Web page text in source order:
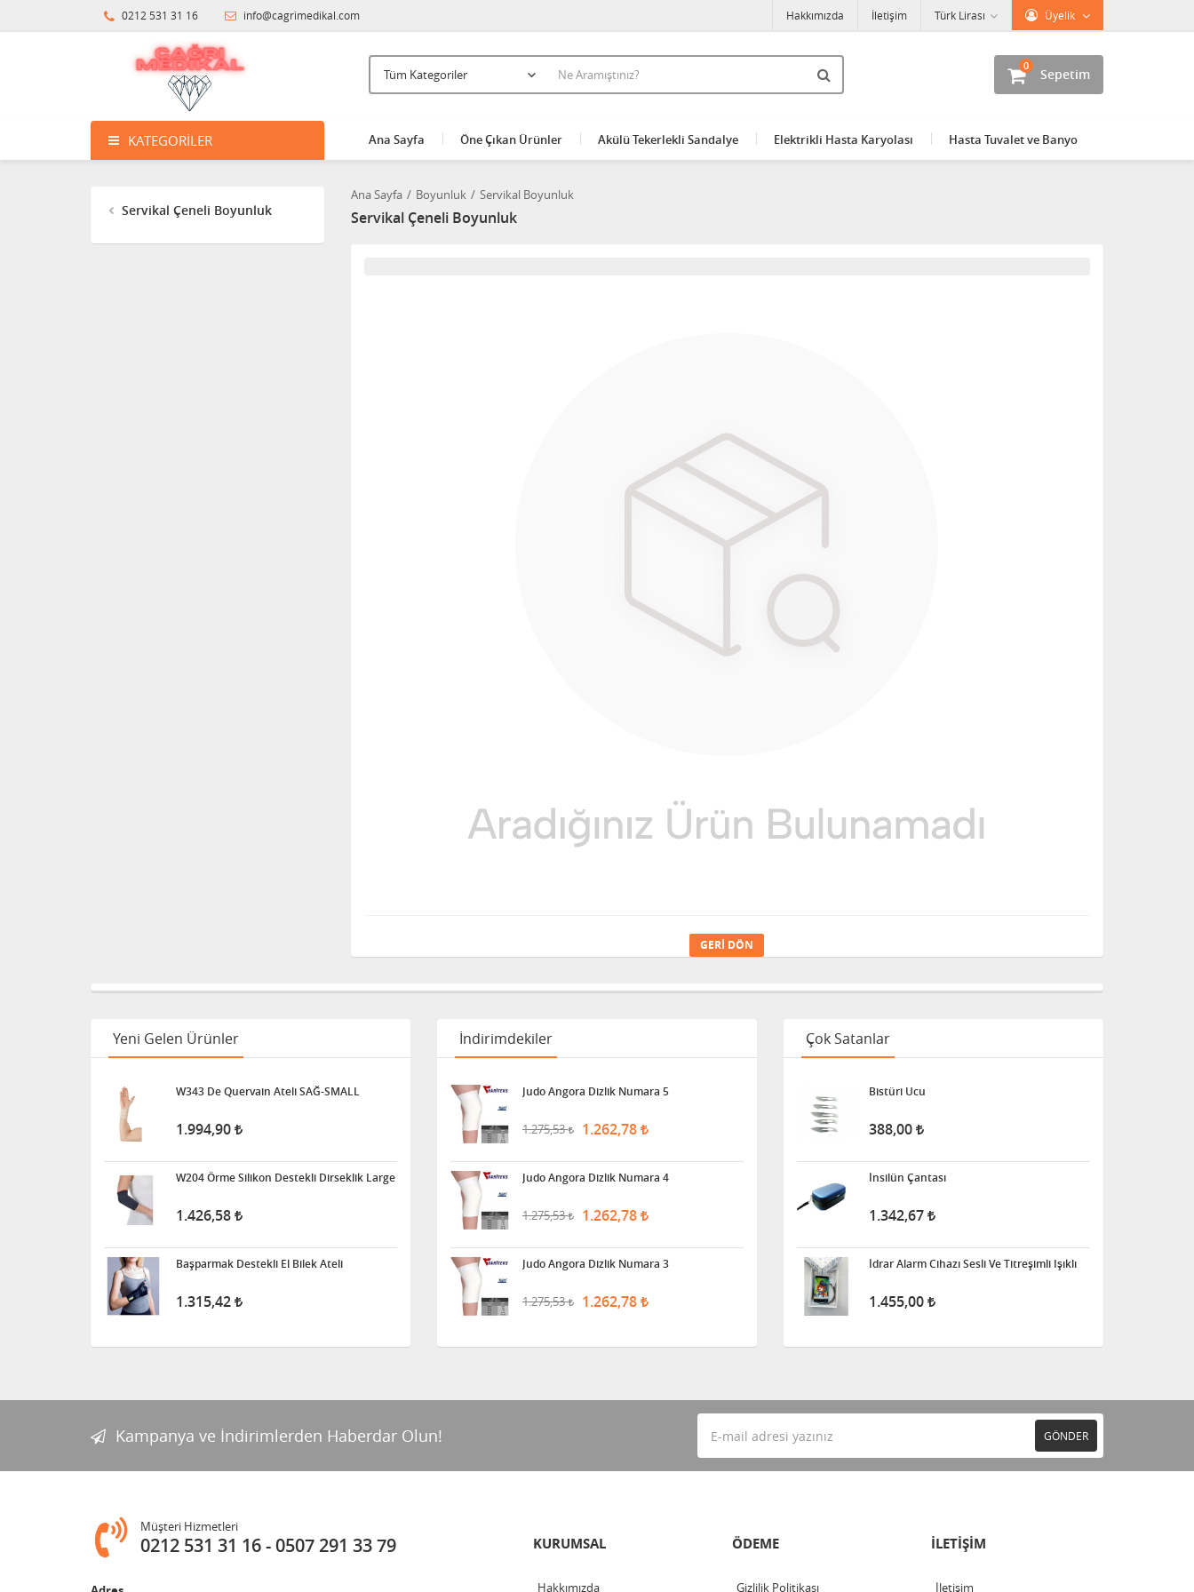
0212 531 31 16 info@cagrimedikal.com Üyelik
Türk Lirası
Hakkımızda İletişim
Sepetim
0
KATEGORILER Ana Sayfa Öne Çıkan Ürünler Akülü Tekerlekli Sandalye Elektrikli Hasta Karyolası Hasta Tuvalet ve Banyo
Servikal Çeneli Boyunluk
Ana Sayfa Boyunluk Servikal Boyunluk
Servikal Çeneli Boyunluk
GERI DÖN
Yeni Gelen Ürünler
W343 De Quervain Ateli SAĞ-SMALL
1.994,90
W204 Örme Silikon Destekli Dirseklik Large
1.426,58
Başparmak Destekli El Bilek Ateli
1.315,42
İndirimdekiler
Judo Angora Dizlik Numara 5
1.275,53 1.262,78
Judo Angora Dizlik Numara 4
1.275,53 1.262,78
Judo Angora Dizlik Numara 3
1.275,53 1.262,78
Çok Satanlar
Bistüri Ucu
388,00
İnsilün Çantası
1.342,67
İdrar Alarm Cihazı Sesli Ve Titreşimli Işıklı
1.455,00
Kampanya ve İndirimlerden Haberdar Olun! GÖNDER
Müşteri Hizmetleri
0212 531 31 16 0507 291 33 79 KURUMSAL
Hakkımızda
ÖDEME
Gizlilik Politikası
İLETİŞİM
İletişim